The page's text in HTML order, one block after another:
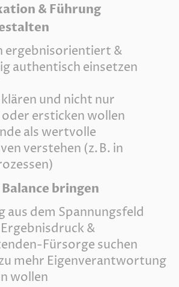
& Führung
ergebnisorientiert &
authentisch einsetzen
und nicht nur
ersticken wollen
als wertvolle
verstehen (z. B. in
bringen
aus dem Spannungsfeld
&
Fürsorge suchen
mehr Eigenverantwortung
wollen